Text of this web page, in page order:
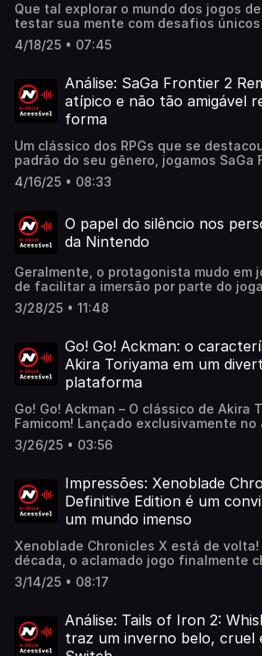
Que tal explorar o mundo dos jogos
testar sua mente com desafios
jogos que você provavelmente nunca
a matéria completa aqui:
puzzles-pouco-conhecidos-
4/18/25 • 07:45
Análise: SaGa Frontier 2
atípico e não tão amigável
forma
Um clássico dos RPGs que se
padrão do seu gênero, jogamos SaGa
Remastered e trazemos para você os
nova versão. Acesse nosso site
completa.https://
frontier-2-remastered-analise-
4/16/25 • 08:33
O papel do silêncio nos
da Nintendo
Geralmente, o protagonista mudo em
de facilitar a imersão por parte do
significa que esses protagonistas são
vazios a serem conduzidos pelos
https://www.nintendoblast.com.br/
papel-do-silencio-nos- personagens-
3/28/25 • 11:48
Go! Go! Ackman: o
Akira Toriyama em um
plataforma
Go! Go! Ackman – O clássico de Akira
Famicom! Lançado exclusivamente no
Go! Ackman é um divertido jogo de
no mangá criado pelo lendário Akira
japan-go-go-ackman-snes.html
3/26/25 • 03:56
Impressões: Xenoblade
Definitive Edition é um
um mundo imenso
Xenoblade Chronicles X está de volta!
década, o aclamado jogo finalmente
Switch em sua versão definitiva.
primeiras impressões e se prepare
https://www.nintendoblast.com.br/
xenoblade-chronicles-x-definitive-
3/14/25 • 08:17
Análise: Tails of Iron 2:
traz um inverno belo, cruel